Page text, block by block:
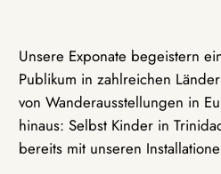
Unsere Exponate begeistern
Publikum in zahlreichen
von Wanderausstellungen in
hinaus: Selbst Kinder in
bereits mit unseren